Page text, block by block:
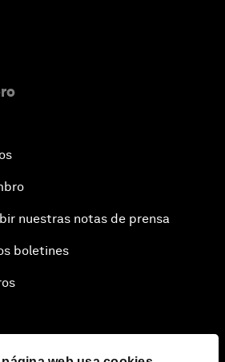
nuestras notas de prensa
boletines
Foro